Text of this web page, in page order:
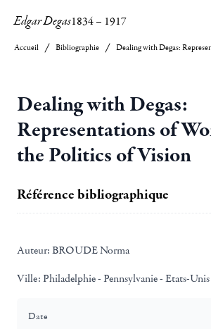
Edgar Degas1834– 1917
Accueil Bibliographie
Dealing with Degas:
Representations of
the Politics of Vision
Référence bibliographique
Auteur: BROUDE Norma
Ville: Philadelphie - Pennsylvanie - Etats-Unis
Date